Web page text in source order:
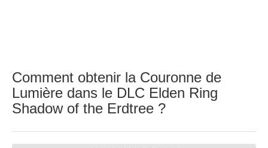
Comment obtenir la Couronne de
Lumière dans le DLC Elden Ring
Shadow of the Erdtree ?